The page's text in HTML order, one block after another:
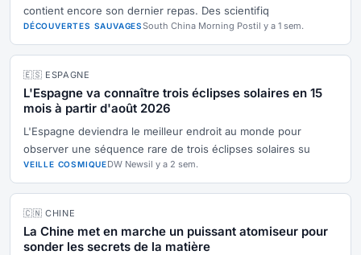
contient encore son dernier repas. Des scientifiq
DÉCOUVERTES SAUVAGESSouth China Morning Postil y a 1 sem.
🇪🇸 ESPAGNE
L'Espagne va connaître trois éclipses solaires en 15
mois à partir d'août 2026
L'Espagne deviendra le meilleur endroit au monde pour
observer une séquence rare de trois éclipses solaires su
VEILLE COSMIQUEDW Newsil y a 2 sem.
🇨🇳 CHINE
La Chine met en marche un puissant atomiseur pour
sonder les secrets de la matière